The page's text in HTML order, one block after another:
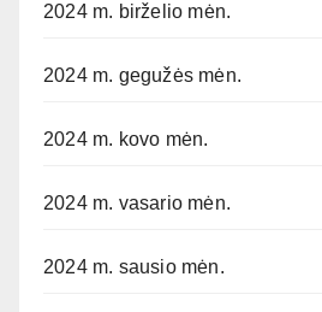
2024 m. birželio mėn.
2024 m. gegužės mėn.
2024 m. kovo mėn.
2024 m. vasario mėn.
2024 m. sausio mėn.